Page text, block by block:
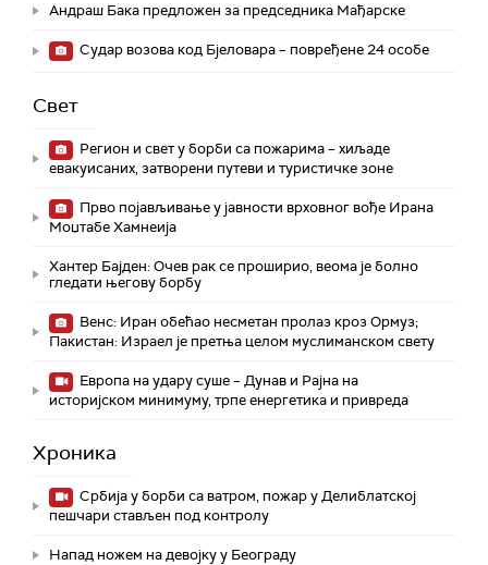
Андраш Бакa предложен за председника Мађарске
Судар возова код Бјеловара – повређене 24 особе
Свет
Регион и свет у борби са пожарима – хиљаде
евакуисаних, затворени путеви и туристичке зоне
Прво појављивање у јавности врховног вође Ирана
Моџтабe Хамнеија
Хантер Бајден: Очев рак се проширио, веома је болно
гледати његову борбу
Венс: Иран обећао несметан пролаз кроз Ормуз;
Пакистан: Израел је претња целом муслиманском свету
Европа на удару суше – Дунав и Рајна на
историјском минимуму, трпе енергетика и привреда
Хроника
Србија у борби са ватром, пожар у Делиблатској
пешчари стављен под контролу
Напад ножем на девојку у Београду